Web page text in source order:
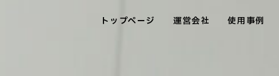
トップページ 運営会社 使用事例